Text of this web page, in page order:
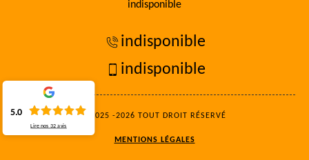
indisponible
indisponible
indisponible
©2025 -2026 TOUT DROIT RÉSERVÉ
MENTIONS LÉGALES
5.0
Lire nos32 avis